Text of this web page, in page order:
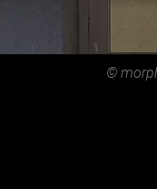
©